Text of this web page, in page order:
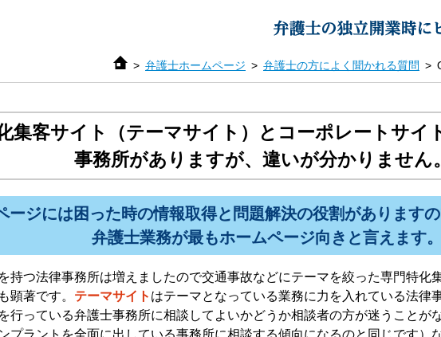
弁護士ホームページ 弁護士の方によく聞かれる質問
集客サイト（テーマサイト）とコーポレートサイ
事務所がありますが、違いが分かりません。
ージには困った時の情報取得と問題解決の役割があります
弁護士業務が最もホームページ向きと言えます。
持つ法律事務所は増えましたので交通事故などにテーマを絞った専門特化
顕著です。 テーマサイト はテーマとなっている業務に力を入れている法律
行っている弁護士事務所に相談してよいかどうか相談者の方が迷うことが